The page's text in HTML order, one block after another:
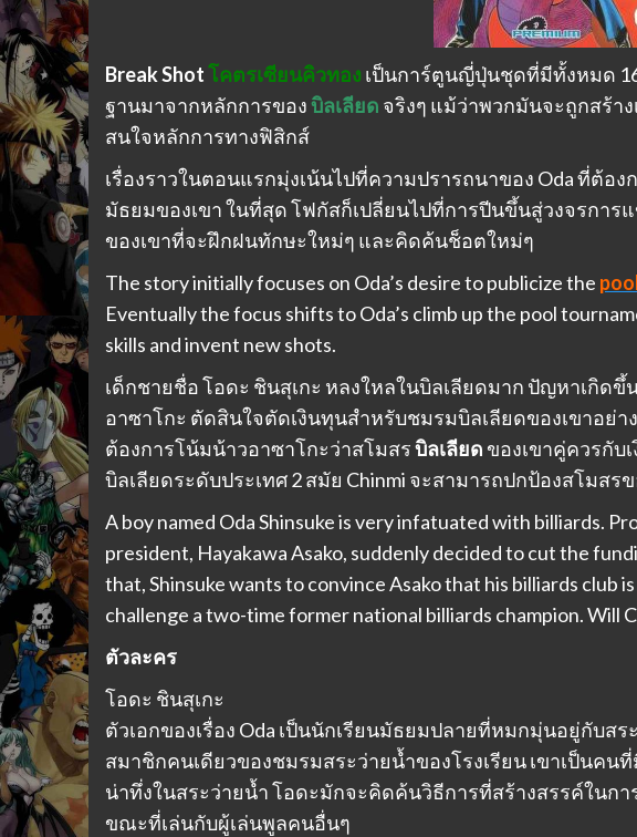
Break Shotโคตรเซียนคิวทอง เป็นการ์ตูนญี่ปุ่นชุดที่มีทั้งหมด
ฐานมาจากหลักการของบิลเลียด จริงๆ แม้ว่าพวกมันจะถูกสร้า
สนใจหลักการทางฟิสิกส์
เรื่องราวในตอนแรกมุ่งเน้นไปที่ความปรารถนาของ Oda ที่ต้อง
มัธยมของเขา ในที่สุด โฟกัสก็เปลี่ยนไปที่การปีนขึ้นสู่วงจรกา
ของเขาที่จะฝึกฝนทักษะใหม่ๆ และคิดค้นช็อตใหม่ๆ
The story initially focuses on Oda’s desire to publicize the
Eventually the focus shifts to Oda’s climb up the pool
skills and invent new shots.
เด็กชายชื่อ โอดะ ชินสุเกะ หลงใหลในบิลเลียดมาก ปัญหาเกิด
อาซาโกะ ตัดสินใจตัดเงินทุนสำหรับชมรมบิลเลียดของเขาอย่
ต้องการโน้มน้าวอาซาโกะว่าสโมสรบิลเลียด ของเขาคู่ควรกับ
บิลเลียดระดับประเทศ 2 สมัย Chinmi จะสามารถปกป้องสโมสร
A boy named Oda Shinsuke is very infatuated with billiards.
president, Hayakawa Asako, suddenly decided to cut the
that, Shinsuke wants to convince Asako that his billiards club
challenge a two-time former national billiards champion. Will
ตัวละคร
โอดะ ชินสุเกะ
ตัวเอกของเรื่อง Oda เป็นนักเรียนมัธยมปลายที่หมกมุ่นอยู่กับสร
สมาชิกคนเดียวของชมรมสระว่ายน้ำของโรงเรียน เขาเป็นค
น่าทึ่งในสระว่ายน้ำ โอดะมักจะคิดค้นวิธีการที่สร้างสรรค์ใน
ขณะที่เล่นกับผู้เล่นพูลคนอื่นๆ